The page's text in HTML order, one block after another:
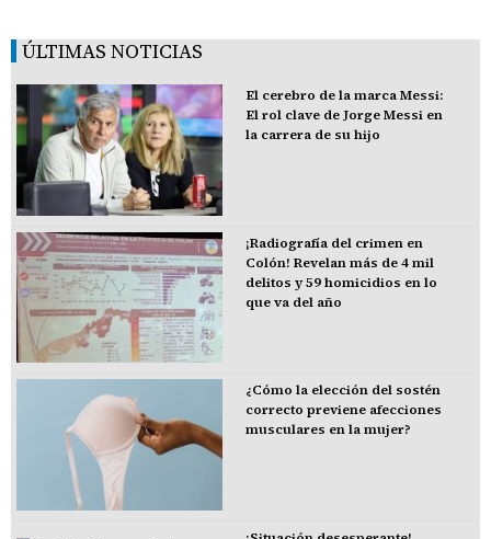
ÚLTIMAS NOTICIAS
El cerebro de la marca Messi:
El rol clave de Jorge Messi en
la carrera de su hijo
¡Radiografía del crimen en
Colón! Revelan más de 4 mil
delitos y 59 homicidios en lo
que va del año
¿Cómo la elección del sostén
correcto previene afecciones
musculares en la mujer?